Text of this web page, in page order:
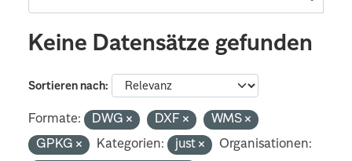
Keine Datensätze gefunden
Sortieren nach
Formate: DWG DXF
WMS
GPKG
Kategorien: just
Organisationen: